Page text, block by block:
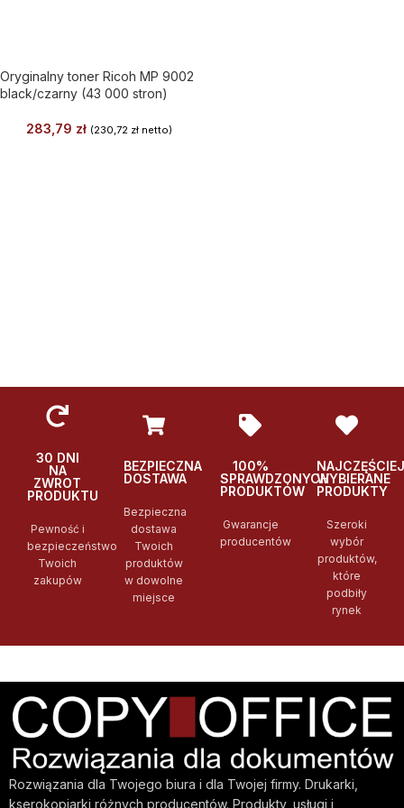
Oryginalny toner Ricoh MP 9002
black/czarny (43 000 stron)
283,79 zł (230,72 złnetto)
30 DNI
NA
ZWROT
PRODUKTU
Pewność i
bezpieczeństwo
Twoich
zakupów
BEZPIECZNA
DOSTAWA
Bezpieczna
dostawa
Twoich
produktów
w dowolne
miejsce
100%
SPRAWDZONYCH
PRODUKTÓW
Gwarancje
producentów
NAJCZĘŚCIEJ
WYBIERANE
PRODUKTY
Szeroki
wybór
produktów,
które
podbiły
rynek
Rozwiązania dla Twojego biura i dla Twojej firmy. Drukarki,
kserokopiarki różnych producentów. Produkty, usługi i